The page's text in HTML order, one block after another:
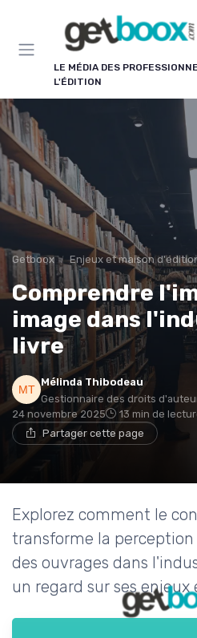
LE MÉDIA DES
L'ÉDITION
Getboox Enjeux et maison
Comprendre
image dans
livre
Mélinda Thibodeau
Gestionnaire des droits
24 novembre 2025
13 min de
Partager cette page
Explorez comment le
transforme la
des ouvrages dans
un regard sur ses